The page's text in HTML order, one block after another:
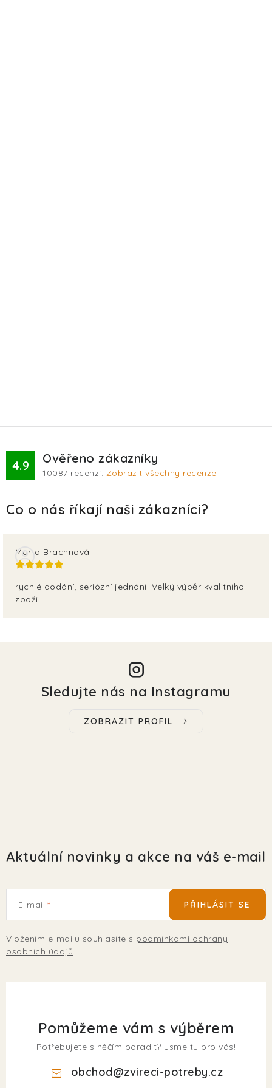
4.9 Ověřeno zákazníky
10087 recenzí. Zobrazit všechny recenze
Marta Brachnová
rychlé dodání, seriózní jednání. Velký výběr kvalitního
zboží.
Sledujte nás na Instagramu
ZOBRAZIT PROFIL
Aktuální novinky a akce na váš e-mail
E-mail
Vložením e-mailu souhlasíte s podmínkami ochrany
osobních údajů
PŘIHLÁSIT SE
Pomůžeme vám s výběrem
Potřebujete s něčím poradit? Jsme tu pro vás!
obchod@zvireci-potreby.cz